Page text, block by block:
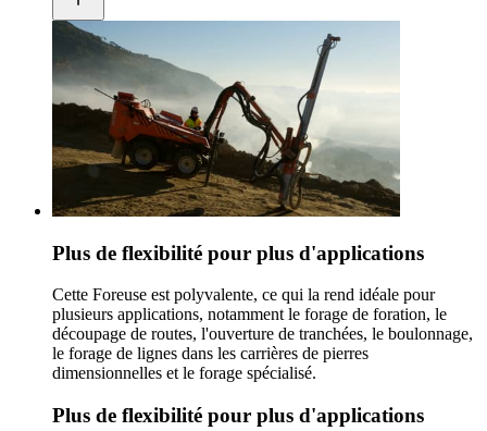
Plus de flexibilité pour plus d'applications
Cette Foreuse est polyvalente, ce qui la rend idéale pour
plusieurs applications, notamment le forage de foration, le
découpage de routes, l'ouverture de tranchées, le boulonnage,
le forage de lignes dans les carrières de pierres
dimensionnelles et le forage spécialisé.
Plus de flexibilité pour plus d'applications